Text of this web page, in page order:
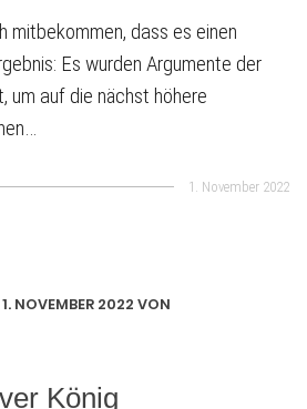
mitbekommen, dass es einen
Es wurden Argumente der
um auf die nächst höhere
1. November 2022
NOVEMBER 2022 VON
König